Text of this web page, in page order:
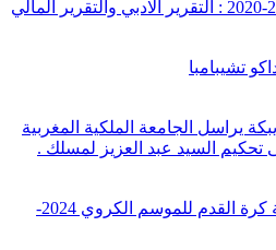
تشيبامبا
يراسل الجامعة الملكية المغربية
تحكيم السيد عبد العزيز لمسلك .
افتتاح التسجيل بمدرسة كرة القدم للموسم الكروي 2024-